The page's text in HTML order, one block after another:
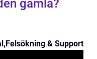
gamla?
,Felsökning & Support